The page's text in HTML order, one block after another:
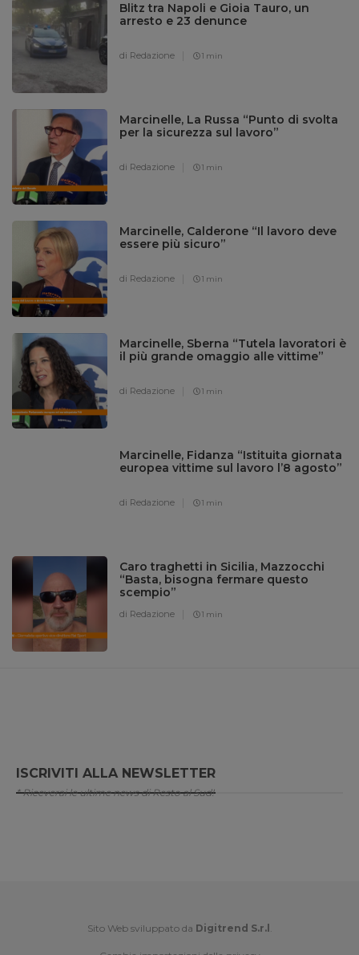
Blitz tra Napoli e Gioia Tauro, un
arresto e 23 denunce
di Redazione 1 min
Marcinelle, La Russa “Punto di svolta
per la sicurezza sul lavoro”
di Redazione 1 min
Marcinelle, Calderone “Il lavoro deve
essere più sicuro”
di Redazione 1 min
Marcinelle, Sberna “Tutela lavoratori è
il più grande omaggio alle vittime”
di Redazione 1 min
Marcinelle, Fidanza “Istituita giornata
europea vittime sul lavoro l’8 agosto”
di Redazione 1 min
Caro traghetti in Sicilia, Mazzocchi
“Basta, bisogna fermare questo
scempio”
di Redazione 1 min
ISCRIVITI ALLA NEWSLETTER
* Riceverai le ultime news di Resto al Sud!
Sito Web sviluppato da Digitrend S.r.l .